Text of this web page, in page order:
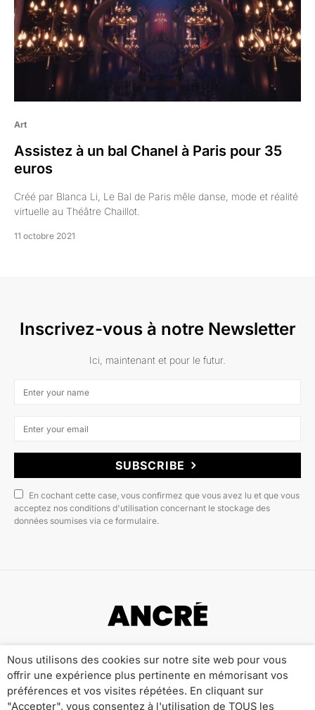
Art
Assistez à un bal Chanel à Paris pour 35
euros
Créé par Blanca Li, Le Bal de Paris mêle danse, mode et réalité
virtuelle au Théâtre Chaillot.
11 octobre 2021
Inscrivez-vous à notre Newsletter
Ici, maintenant et pour le futur.
SUBSCRIBE
En cochant cette case, vous confirmez que vous avez lu et que vous
acceptez nos conditions d'utilisation concernant le stockage des
données soumises via ce formulaire.
Qui sommes-nous ? Publicité
Contact
Mentions Légales
Politique de Confidentialité
Nous utilisons des cookies sur notre site web pour vous
offrir une expérience plus pertinente en mémorisant vos
préférences et vos visites répétées. En cliquant sur
"Accepter", vous consentez à l'utilisation de TOUS les